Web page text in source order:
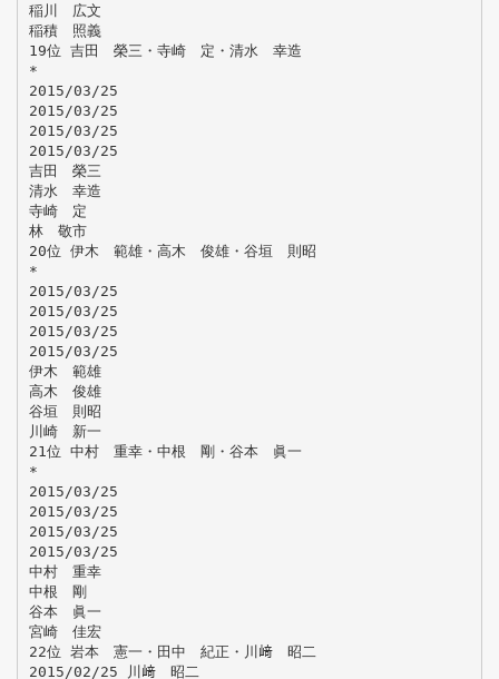
稲川 広文
稲積 照義
19位 吉田 榮三・寺崎 定・清水 幸造
*
2015/03/25
2015/03/25
2015/03/25
2015/03/25
吉田 榮三
清水 幸造
寺崎 定
林 敬市
20位 伊木 範雄・高木 俊雄・谷垣 則昭
*
2015/03/25
2015/03/25
2015/03/25
2015/03/25
伊木 範雄
高木 俊雄
谷垣 則昭
川崎 新一
21位 中村 重幸・中根 剛・谷本 眞一
*
2015/03/25
2015/03/25
2015/03/25
2015/03/25
中村 重幸
中根 剛
谷本 眞一
宮崎 佳宏
22位 岩本 憲一・田中 紀正・川﨑 昭二
2015/02/25 川﨑 昭二